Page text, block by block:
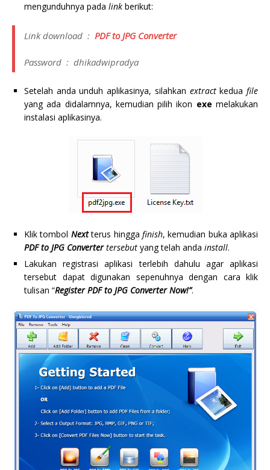
mengunduhnya pada link berikut:
Link download : PDF to JPG Converter
Password : dhikadwipradya
Setelah anda unduh aplikasinya, silahkan extractkeduafile
yang ada didalamnya, kemudian pilih ikon exe melakukan
instalasi aplikasinya.
Klik tombol Nextterus hingga finish, kemudian buka aplikasi
PDF to JPG Convertertersebut yang telah anda install.
Lakukan registrasi aplikasi terlebih dahulu agar aplikasi
tersebut dapat digunakan sepenuhnya dengan cara klik
tulisan “Register PDF to JPG Converter Now!”.